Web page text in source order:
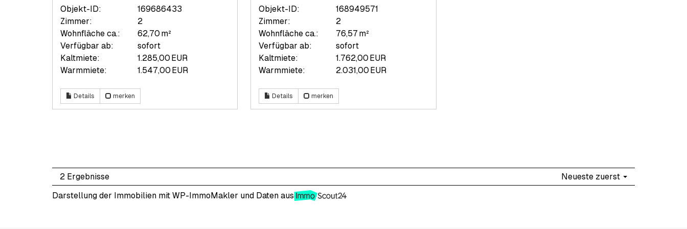
Objekt-ID:
169686433
Zimmer:
2
Wohnfläche ca.:
62,70 m²
Verfügbar ab:
sofort
Kaltmiete:
1.285,00 EUR
Warmmiete:
1.547,00 EUR
Details merken
Objekt-ID:
168949571
Zimmer:
2
Wohnfläche ca.:
76,57 m²
Verfügbar ab:
sofort
Kaltmiete:
1.762,00 EUR
Warmmiete:
2.031,00 EUR
Details merken
2 Ergebnisse
Neueste zuerst
Darstellung der Immobilien mit WP-ImmoMakler und Daten aus